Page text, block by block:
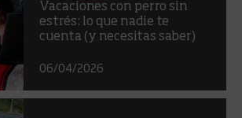
Vacaciones con perro sin
estrés: lo que nadie te
cuenta (y necesitas saber)
06/04/2026